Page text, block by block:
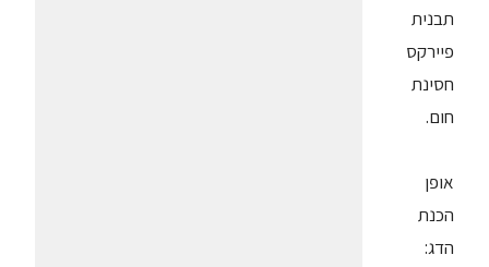
תבנית
פיירקס
חסינת
חום.
אופן
הכנת
הדג: